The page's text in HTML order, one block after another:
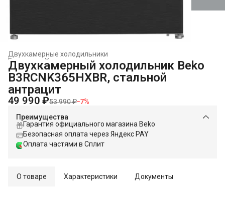
Двухкамерные холодильники
Холодильники и морозильники
Главная
Двухкамерный холодильник Beko
B3RCNK365HXBR, стальной
антрацит
49 990 ₽53 990 ₽−7%
Преимущества
Гарантия официального магазина Beko
Безопасная оплата через Яндекс PAY
Оплата частями в Сплит
О товаре Характеристики Документы